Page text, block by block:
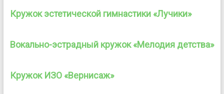
Кружок эстетической гимнастики «Лучики»
Вокально-эстрадный кружок «Мелодия детства»
Кружок ИЗО «Вернисаж»